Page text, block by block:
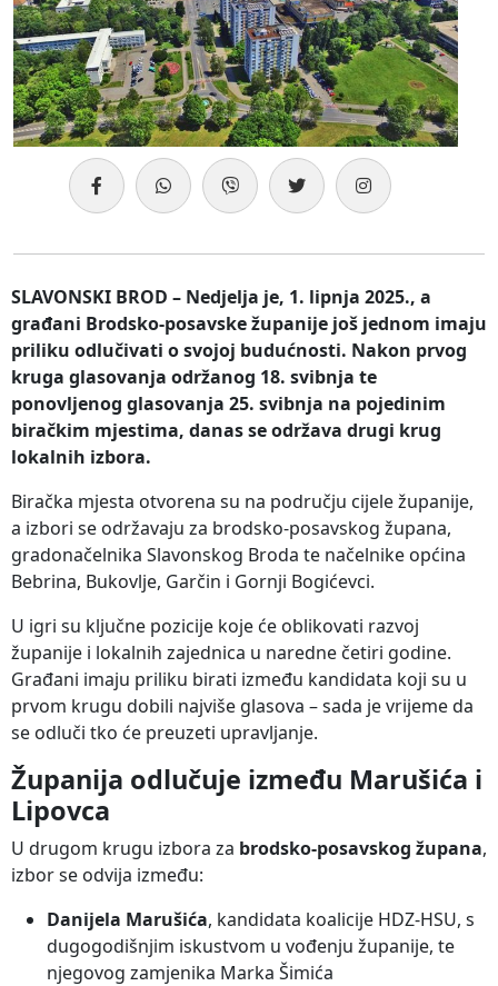
SLAVONSKI BROD – Nedjelja je, 1. lipnja 2025., a
građani Brodsko-posavske županije još jednom imaju
priliku odlučivati o svojoj budućnosti. Nakon prvog
kruga glasovanja održanog 18. svibnja te
ponovljenog glasovanja 25. svibnja na pojedinim
biračkim mjestima, danas se održava drugi krug
lokalnih izbora.
Biračka mjesta otvorena su na području cijele županije,
a izbori se održavaju za brodsko-posavskog župana,
gradonačelnika Slavonskog Broda te načelnike općina
Bebrina, Bukovlje, Garčin i Gornji Bogićevci.
U igri su ključne pozicije koje će oblikovati razvoj
županije i lokalnih zajednica u naredne četiri godine.
Građani imaju priliku birati između kandidata koji su u
prvom krugu dobili najviše glasova – sada je vrijeme da
se odluči tko će preuzeti upravljanje.
Županija odlučuje između Marušića i
Lipovca
U drugom krugu izbora za brodsko-posavskog župana,
izbor se odvija između:
Danijela Marušića, kandidata koalicije HDZ-HSU, s
dugogodišnjim iskustvom u vođenju županije, te
njegovog zamjenika Marka Šimića